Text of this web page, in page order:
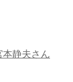
静夫さん